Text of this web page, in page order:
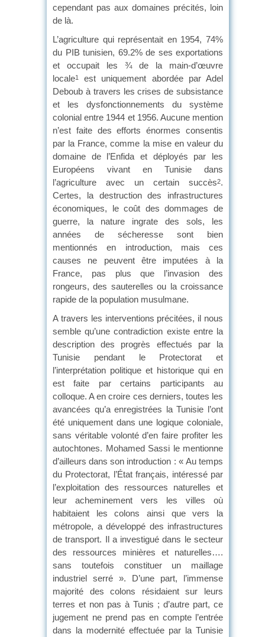
cependant pas aux domaines précités, loin
de là.
L’agriculture qui représentait en 1954, 74%
du PIB tunisien, 69.2% de ses exportations
et occupait les ¾ de la main-d’œuvre
locale1
est uniquement abordée par Adel
Deboub à travers les crises de subsistance
et les dysfonctionnements du système
colonial entre 1944 et 1956. Aucune mention
n’est faite des efforts énormes consentis
par la France, comme la mise en valeur du
domaine de l’Enfida et déployés par les
Européens vivant en Tunisie dans
l’agriculture avec un certain succès2.
Certes, la destruction des infrastructures
économiques, le coût des dommages de
guerre, la nature ingrate des sols, les
années de sécheresse sont bien
mentionnés en introduction, mais ces
causes ne peuvent être imputées à la
France, pas plus que l’invasion des
rongeurs, des sauterelles ou la croissance
rapide de la population musulmane.
A travers les interventions précitées, il nous
semble qu’une contradiction existe entre la
description des progrès effectués par la
Tunisie pendant le Protectorat et
l’interprétation politique et historique qui en
est faite par certains participants au
colloque. A en croire ces derniers, toutes les
avancées qu’a enregistrées la Tunisie l’ont
été uniquement dans une logique coloniale,
sans véritable volonté d’en faire profiter les
autochtones. Mohamed Sassi le mentionne
d’ailleurs dans son introduction : « Au temps
du Protectorat, l’État français, intéressé par
l’exploitation des ressources naturelles et
leur acheminement vers les villes où
habitaient les colons ainsi que vers la
métropole, a développé des infrastructures
de transport. Il a investigué dans le secteur
des ressources minières et naturelles….
sans toutefois constituer un maillage
industriel serré ». D’une part, l’immense
majorité des colons résidaient sur leurs
terres et non pas à Tunis ; d’autre part, ce
jugement ne prend pas en compte l’entrée
dans la modernité effectuée par la Tunisie